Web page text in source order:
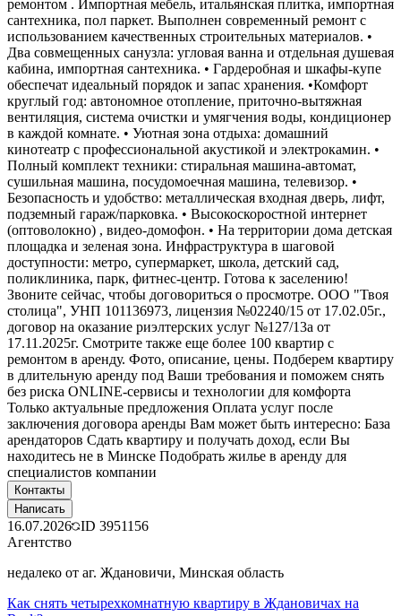
ремонтом . Импортная мебель, итальянская плитка, импортная
сантехника, пол паркет. Выполнен современный ремонт с
использованием качественных строительных материалов. •
Два совмещенных санузла: угловая ванна и отдельная душевая
кабина, импортная сантехника. • Гардеробная и шкафы-купе
обеспечат идеальный порядок и запас хранения. •Комфорт
круглый год: автономное отопление, приточно-вытяжная
вентиляция, система очистки и умягчения воды, кондиционер
в каждой комнате. • Уютная зона отдыха: домашний
кинотеатр с профессиональной акустикой и электрокамин. •
Полный комплект техники: стиральная машина-автомат,
сушильная машина, посудомоечная машина, телевизор. •
Безопасность и удобство: металлическая входная дверь, лифт,
подземный гараж/парковка. • Высокоскоростной интернет
(оптоволокно) , видео-домофон. • На территории дома детская
площадка и зеленая зона. Инфраструктура в шаговой
доступности: метро, супермаркет, школа, детский сад,
поликлиника, парк, фитнес-центр. Готова к заселению!
Звоните сейчас, чтобы договориться о просмотре. ООО "Твоя
столица", УНП 101136973, лицензия №02240/15 от 17.02.05г.,
договор на оказание риэлтерских услуг №127/13а от
17.11.2025г. Смотрите также еще более 100 квартир с
ремонтом в аренду. Фото, описание, цены. Подберем квартиру
в длительную аренду под Ваши требования и поможем снять
без риска ONLINE-сервисы и технологии для комфорта
Только актуальные предложения Оплата услуг после
заключения договора аренды Вам может быть интересно: База
арендаторов Сдать квартиру и получать доход, если Вы
находитесь не в Минске Подобрать жилье в аренду для
специалистов компании
Контакты
Написать
16.07.2026 ID 3951156
Агентство
недалеко от аг. Ждановичи, Минская область
Как снять четырехкомнатную квартиру в Ждановичах на